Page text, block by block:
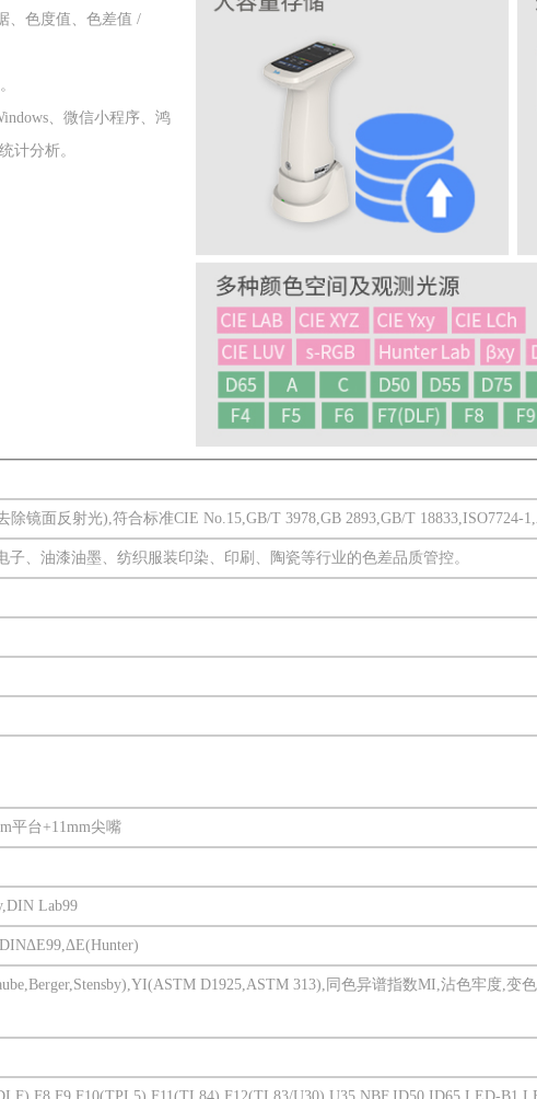
、色度值、色差值 /
、微信小程序、鸿
计分析。
镜面反射光),符合标准CIE No.15,GB/T 3978,GB 2893,GB/T 18833,ISO7724-
、油漆油墨、纺织服装印染、印刷、陶瓷等行业的色差品质管控。
平台+11mm尖嘴
Lab99
D1925,ASTM 313),同色异谱指数MI,沾色牢度,变